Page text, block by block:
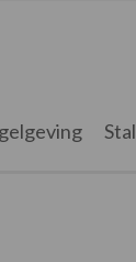
Stal